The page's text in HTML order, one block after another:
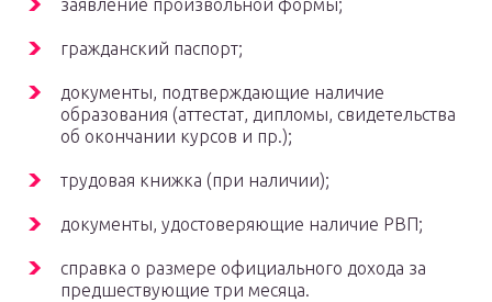
заявление произвольной формы;
гражданский паспорт;
документы, подтверждающие наличие
образования (аттестат, дипломы, свидетельства
об окончании курсов и пр.);
трудовая книжка (при наличии);
документы, удостоверяющие наличие РВП;
справка о размере официального дохода за
предшествующие три месяца.